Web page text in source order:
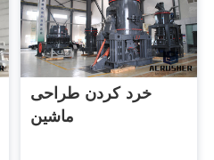
خرد کردن طراحی
ماشین